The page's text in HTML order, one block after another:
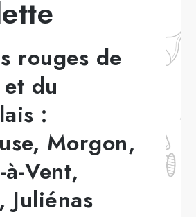
rouges de
du
:
Morgon,
Vent,
Juliénas